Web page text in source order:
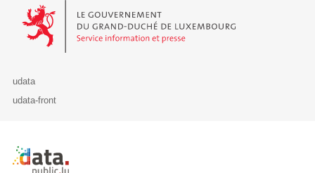
Le Gouvernement du Grand-Duché de Luxembourg - Service
udata
udata-front
Retour à l'accueil de data.public.lu